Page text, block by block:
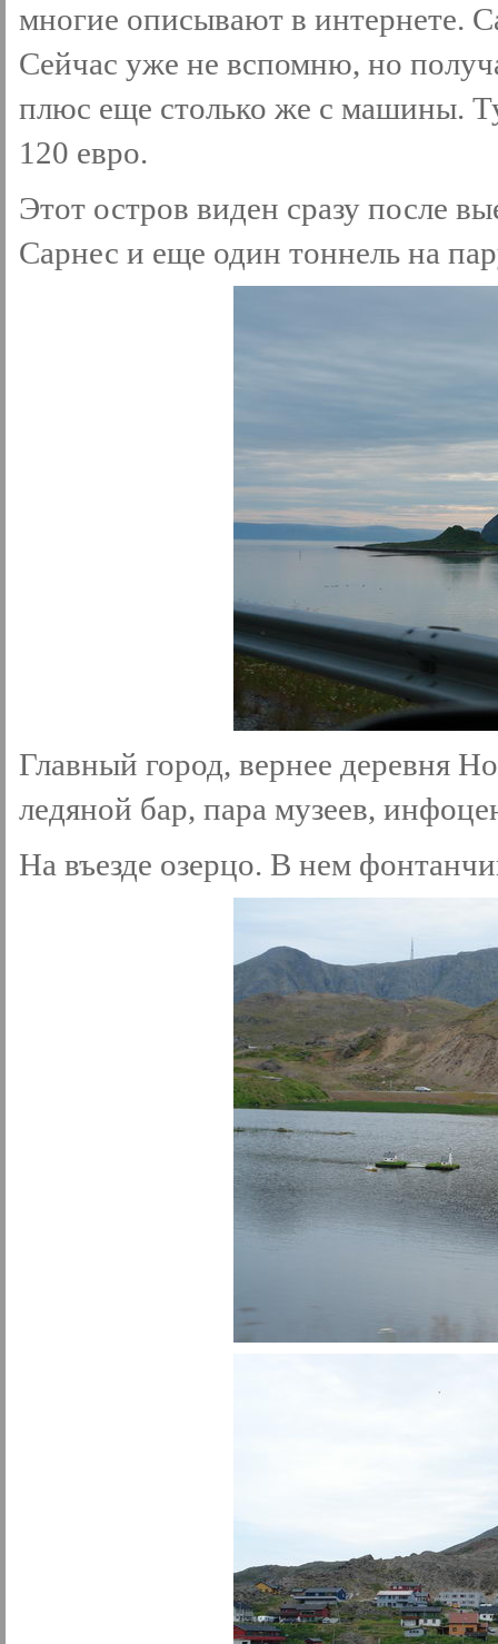
многие описывают в интернете.
Сейчас уже не вспомню, но
плюс еще столько же с машины.
120 евро.
Этот остров виден сразу после
Сарнес и еще один тоннель на
Главный город, вернее деревня
ледяной бар, пара музеев,
На въезде озерцо. В нем